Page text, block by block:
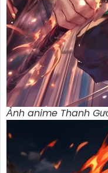
Ảnh anime Thanh